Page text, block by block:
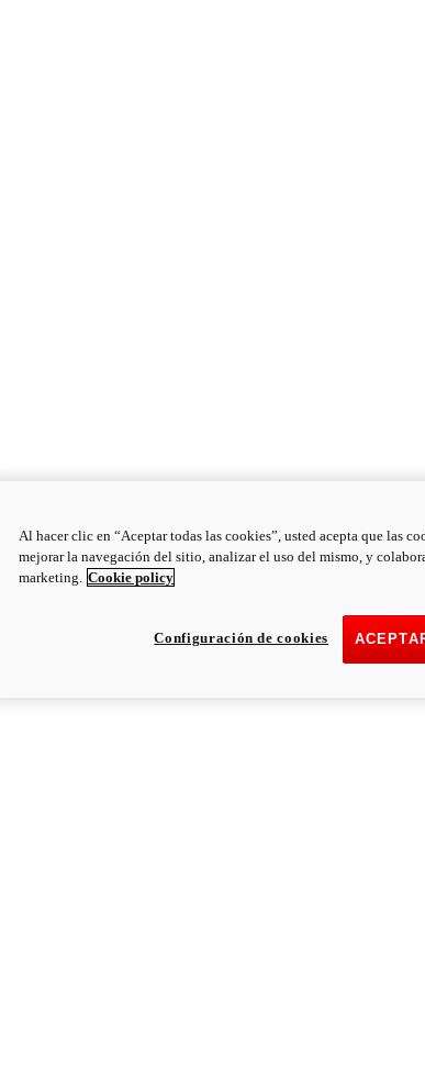
Al hacer clic en “Aceptar todas las cookies”, usted acepta que las
mejorar la navegación del sitio, analizar el uso del mismo, y
marketing. Cookie policy
Configuración de cookies